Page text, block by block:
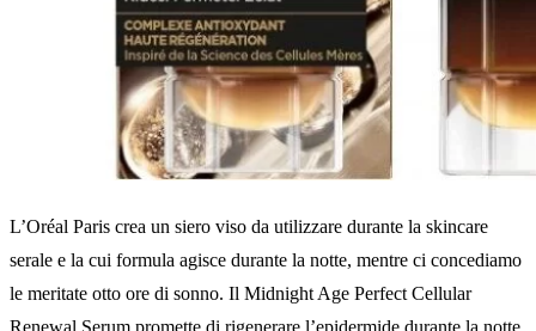
L’Oréal Paris crea un siero viso da utilizzare durante la skincare
serale e la cui formula agisce durante la notte, mentre ci concediamo
le meritate otto ore di sonno. Il Midnight Age Perfect Cellular
Renewal Serum promette di rigenerare l’epidermide durante la notte